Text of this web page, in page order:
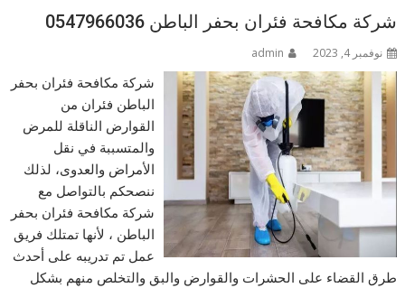
شركة مكافحة فئران بحفر الباطن 0547966036
نوفمبر 4, 2023 admin
شركة مكافحة فئران بحفر
الباطن فئران من
القوارض الناقلة للمرض
والمتسببة في نقل
الأمراض والعدوى، لذلك
ننصحكم بالتواصل مع
شركة مكافحة فئران بحفر
الباطن ، لأنها تمتلك فريق
عمل تم تدريبه على أحدث
طرق القضاء على الحشرات والقوارض والبق والتخلص منهم بشكل